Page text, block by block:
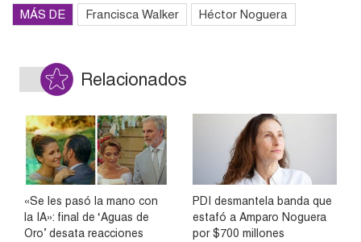
MÁS DE Francisca Walker Héctor Noguera
Relacionados
«Se les pasó la mano con
la IA»: final de ‘Aguas de
Oro’ desata reacciones
PDI desmantela banda que
estafó a Amparo Noguera
por $700 millones